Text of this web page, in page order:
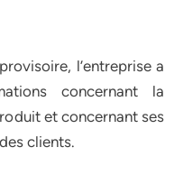
l’entreprise a
concernant la
et concernant ses
clients.